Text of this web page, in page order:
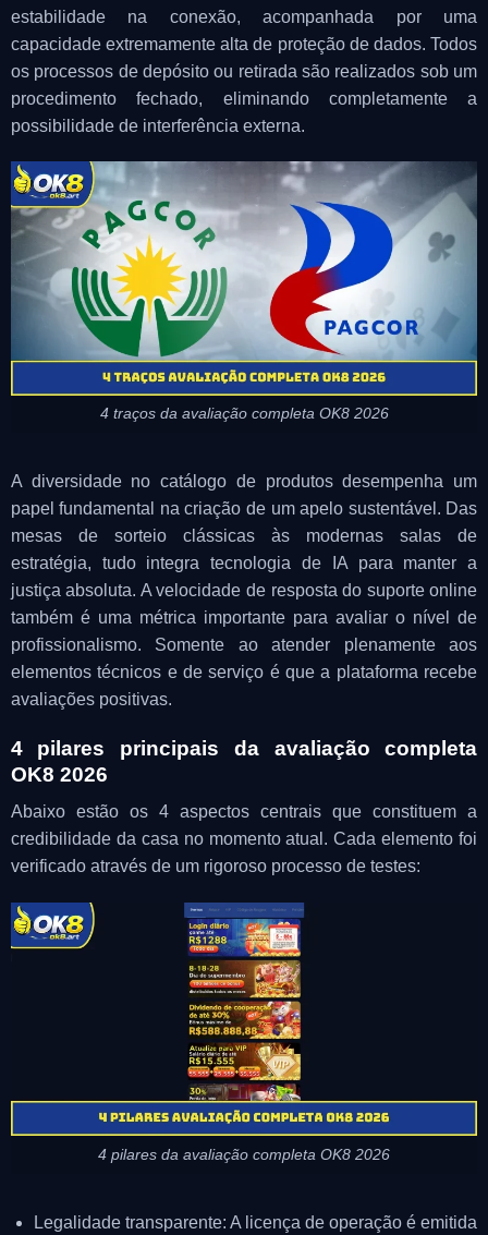
estabilidade na conexão, acompanhada por uma
capacidade extremamente alta de proteção de dados. Todos
os processos de depósito ou retirada são realizados sob um
procedimento fechado, eliminando completamente a
possibilidade de interferência externa.
4 traços da avaliação completa OK8 2026
A diversidade no catálogo de produtos desempenha um
papel fundamental na criação de um apelo sustentável. Das
mesas de sorteio clássicas às modernas salas de
estratégia, tudo integra tecnologia de IA para manter a
justiça absoluta. A velocidade de resposta do suporte online
também é uma métrica importante para avaliar o nível de
profissionalismo. Somente ao atender plenamente aos
elementos técnicos e de serviço é que a plataforma recebe
avaliações positivas.
4 pilares principais da avaliação completa
OK8 2026
Abaixo estão os 4 aspectos centrais que constituem a
credibilidade da casa no momento atual. Cada elemento foi
verificado através de um rigoroso processo de testes:
4 pilares da avaliação completa OK8 2026
Legalidade transparente: A licença de operação é emitida